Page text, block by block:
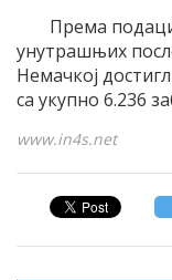
Према
унутрашњих
Немачкој
са укупно 6.236
www.in4s.net